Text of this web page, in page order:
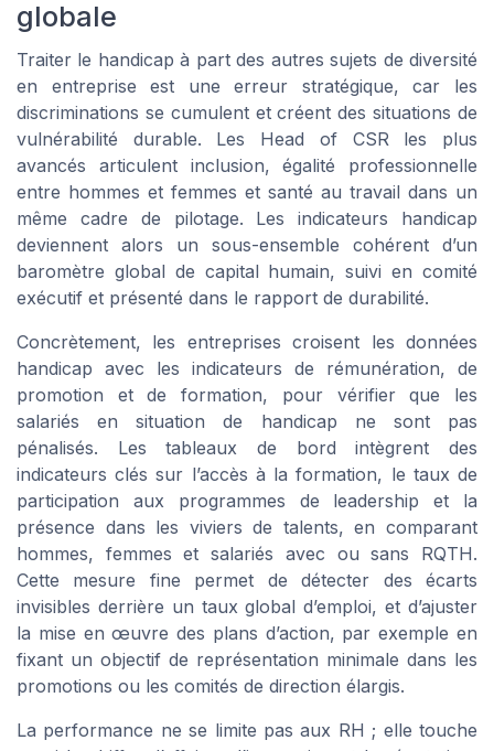
globale
Traiter le handicap à part des autres sujets de diversité
en entreprise est une erreur stratégique, car les
discriminations se cumulent et créent des situations de
vulnérabilité durable. Les Head of CSR les plus
avancés articulent inclusion, égalité professionnelle
entre hommes et femmes et santé au travail dans un
même cadre de pilotage. Les indicateurs handicap
deviennent alors un sous-ensemble cohérent d’un
baromètre global de capital humain, suivi en comité
exécutif et présenté dans le rapport de durabilité.
Concrètement, les entreprises croisent les données
handicap avec les indicateurs de rémunération, de
promotion et de formation, pour vérifier que les
salariés en situation de handicap ne sont pas
pénalisés. Les tableaux de bord intègrent des
indicateurs clés sur l’accès à la formation, le taux de
participation aux programmes de leadership et la
présence dans les viviers de talents, en comparant
hommes, femmes et salariés avec ou sans RQTH.
Cette mesure fine permet de détecter des écarts
invisibles derrière un taux global d’emploi, et d’ajuster
la mise en œuvre des plans d’action, par exemple en
fixant un objectif de représentation minimale dans les
promotions ou les comités de direction élargis.
La performance ne se limite pas aux RH ; elle touche